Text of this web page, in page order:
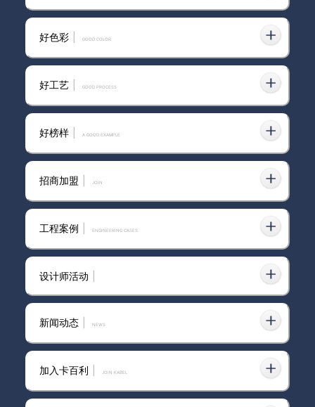
卡百利西亚进口艺术漆
防潮防霉选范洛雅晶艺术漆，7
道工艺高硬度不翻车！
意大利卡百利艺术涂料·软装——
范洛雅晶系列之“中式风格”
乳胶漆要不要改艺术漆？范洛雅
墙面想有高级质感？范洛雅晶艺
好色彩 GOOD COLOR
好工艺 GOOD PROCESS
好榜样 A GOOD EXAMPLE
招商加盟 join
工程案例 ENGINEERING CASES
设计师活动
新闻动态 news
加入卡百利 JOIN KABEL